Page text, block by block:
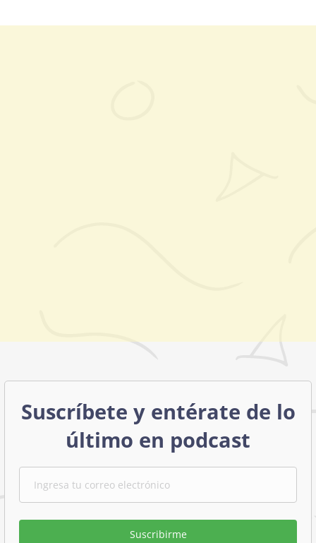
Suscríbete y entérate de lo
último en podcast
Suscribirme